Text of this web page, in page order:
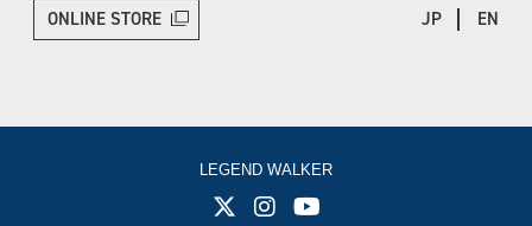
ONLINE STORE JP EN
LEGEND WALKER